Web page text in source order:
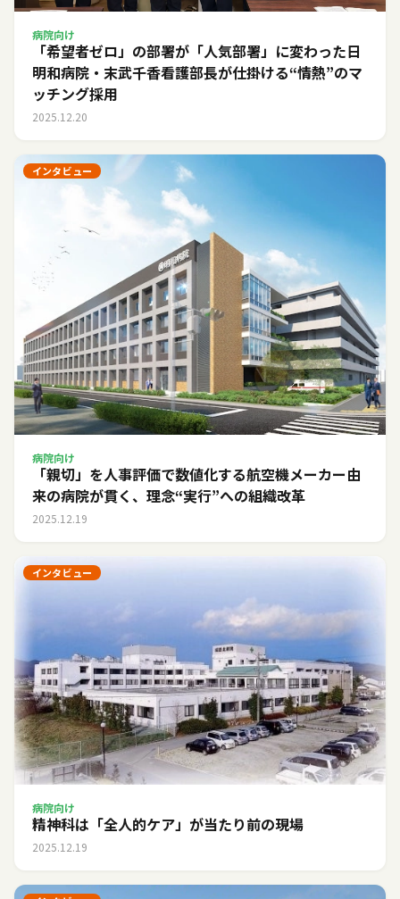
病院向け
「希望者ゼロ」の部署が「人気部署」に変わった日――
明和病院・末武千香看護部長が仕掛ける“情熱”のマ
ッチング採用
2025.12.20
インタビュー
病院向け
「親切」を人事評価で数値化する――航空機メーカー由
来の病院が貫く、理念“実行”への組織改革
2025.12.19
インタビュー
病院向け
精神科は「全人的ケア」が当たり前の現場
2025.12.19